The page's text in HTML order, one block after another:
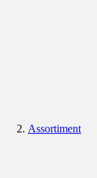
Assortiment